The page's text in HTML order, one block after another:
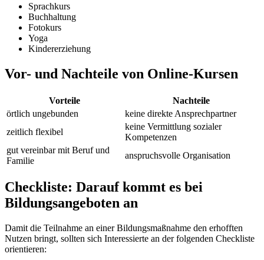
Sprachkurs
Buchhaltung
Fotokurs
Yoga
Kindererziehung
Vor- und Nachteile von Online-Kursen
Vorteile
Nachteile
örtlich ungebunden
keine direkte Ansprechpartner
zeitlich flexibel
keine Vermittlung sozialer
Kompetenzen
gut vereinbar mit Beruf und
Familie
anspruchsvolle Organisation
Checkliste: Darauf kommt es bei
Bildungsangeboten an
Damit die Teilnahme an einer Bildungsmaßnahme den erhofften
Nutzen bringt, sollten sich Interessierte an der folgenden Checkliste
orientieren: